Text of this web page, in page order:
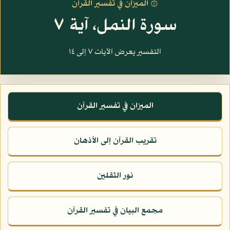
۞ الميزان في تفسير القرآن
سورة النمل، آية ٧
التفسير يعرض الآيات ٧ إلى ١٤
الميزان في تفسير القرآن
تقريب القرآن إلى الأذهان
نور الثقلين
مجمع البيان في تفسير القرآن